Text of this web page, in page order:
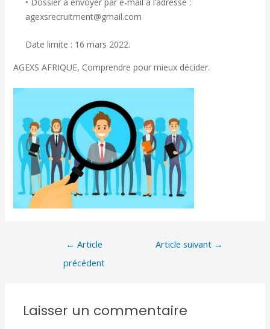
agexsrecruitment@gmail.com
Date limite : 16 mars 2022.
AGEXS AFRIQUE, Comprendre pour mieux décider.
← Article
précédent
Article suivant →
Laisser un commentaire